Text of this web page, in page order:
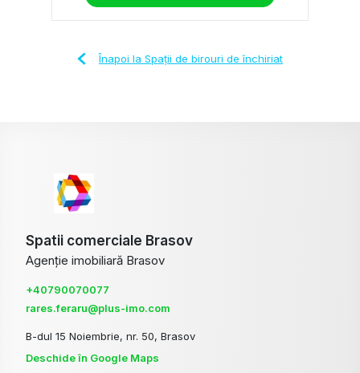
Înapoi la Spații de birouri de închiriat
Spatii comerciale Brasov
Agenție imobiliară Brasov
+40790070077
rares.feraru@plus-imo.com
B-dul 15 Noiembrie, nr. 50, Brasov
Deschide în Google Maps